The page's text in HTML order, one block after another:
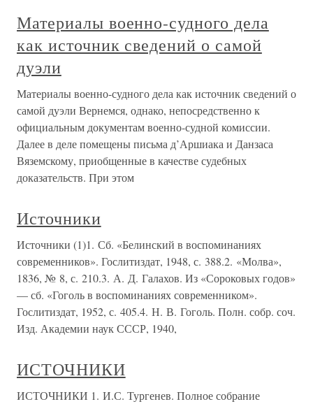
Материалы военно-судного дела
как источник сведений о самой
дуэли
Материалы военно-судного дела как источник сведений о
самой дуэли Вернемся, однако, непосредственно к
официальным документам военно-судной комиссии.
Далее в деле помещены письма д’Аршиака и Данзаса
Вяземскому, приобщенные в качестве судебных
доказательств. При этом
Источники
Источники (1)1. Сб. «Белинский в воспоминаниях
современников». Гослитиздат, 1948, с. 388.2. «Молва»,
1836, № 8, с. 210.3. А. Д. Галахов. Из «Сороковых годов»
— сб. «Гоголь в воспоминаниях современником».
Гослитиздат, 1952, с. 405.4. Н. В. Гоголь. Полн. собр. соч.
Изд. Академии наук СССР, 1940,
ИСТОЧНИКИ
ИСТОЧНИКИ 1. И.С. Тургенев. Полное собрание